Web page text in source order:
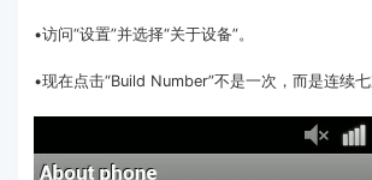
•访问“设置”并选择“关于设备”。
•现在点击“Build Number”不是一次，而是连续七